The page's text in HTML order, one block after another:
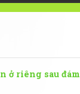
ở riêng sau đám